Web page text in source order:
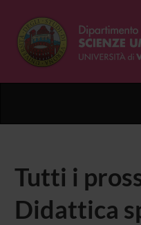
Tutti i
Didattica